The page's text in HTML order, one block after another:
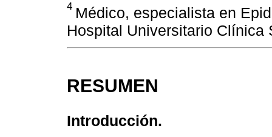
4 Médico, especialista en
Hospital Universitario Clínica
RESUMEN
Introducción.